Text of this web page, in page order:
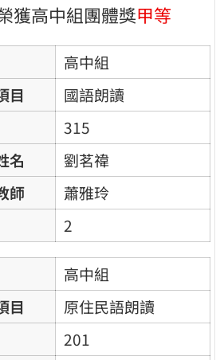
獲高中組團體獎甲等
高中組
目
國語朗讀
315
名
劉茗禕
師
蕭雅玲
2
高中組
目
原住民語朗讀
201